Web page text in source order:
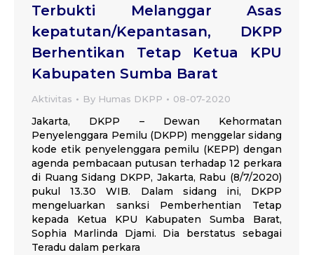
Terbukti Melanggar Asas
kepatutan/Kepantasan, DKPP
Berhentikan Tetap Ketua KPU
Kabupaten Sumba Barat
Aktivitas By Humas DKPP 08-07-2020
Jakarta, DKPP – Dewan Kehormatan
Penyelenggara Pemilu (DKPP) menggelar sidang
kode etik penyelenggara pemilu (KEPP) dengan
agenda pembacaan putusan terhadap 12 perkara
di Ruang Sidang DKPP, Jakarta, Rabu (8/7/2020)
pukul 13.30 WIB. Dalam sidang ini, DKPP
mengeluarkan sanksi Pemberhentian Tetap
kepada Ketua KPU Kabupaten Sumba Barat,
Sophia Marlinda Djami. Dia berstatus sebagai
Teradu dalam perkara